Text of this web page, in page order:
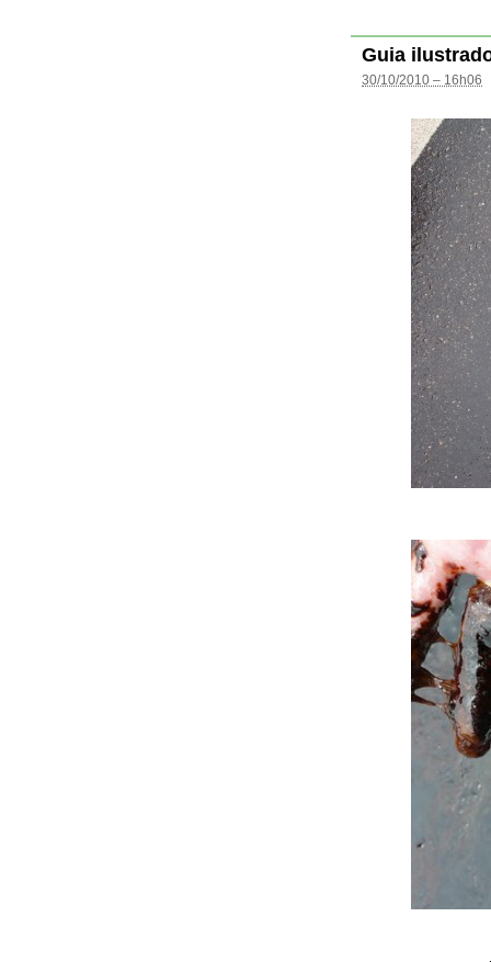
Guia
30/10/2010 – 16h06